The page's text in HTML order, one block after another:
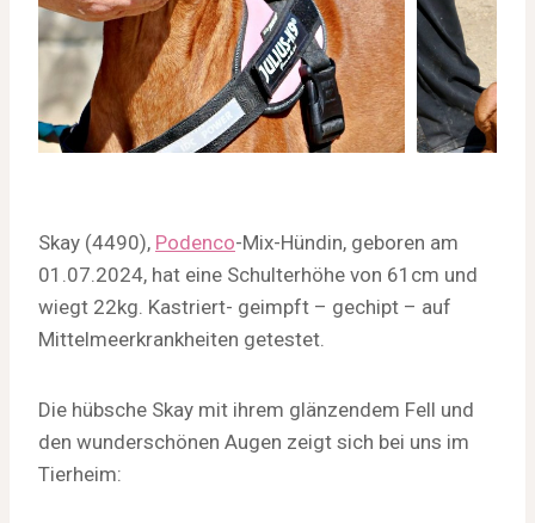
Skay (4490), Podenco-Mix-Hündin, geboren am
01.07.2024, hat eine Schulterhöhe von 61cm und
wiegt 22kg. Kastriert- geimpft – gechipt – auf
Mittelmeerkrankheiten getestet.
Die hübsche Skay mit ihrem glänzendem Fell und
den wunderschönen Augen zeigt sich bei uns im
Tierheim: